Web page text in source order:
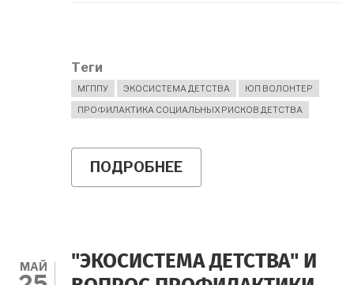
Теги
МГППУ ЭКОСИСТЕМА ДЕТСТВА
ЮП ВОЛОНТЕР
ПРОФИЛАКТИКА СОЦИАЛЬНЫХ РИСКОВ ДЕТСТВА
ПОДРОБНЕЕ
МАЙ
"ЭКОСИСТЕМА ДЕТСТВА" И